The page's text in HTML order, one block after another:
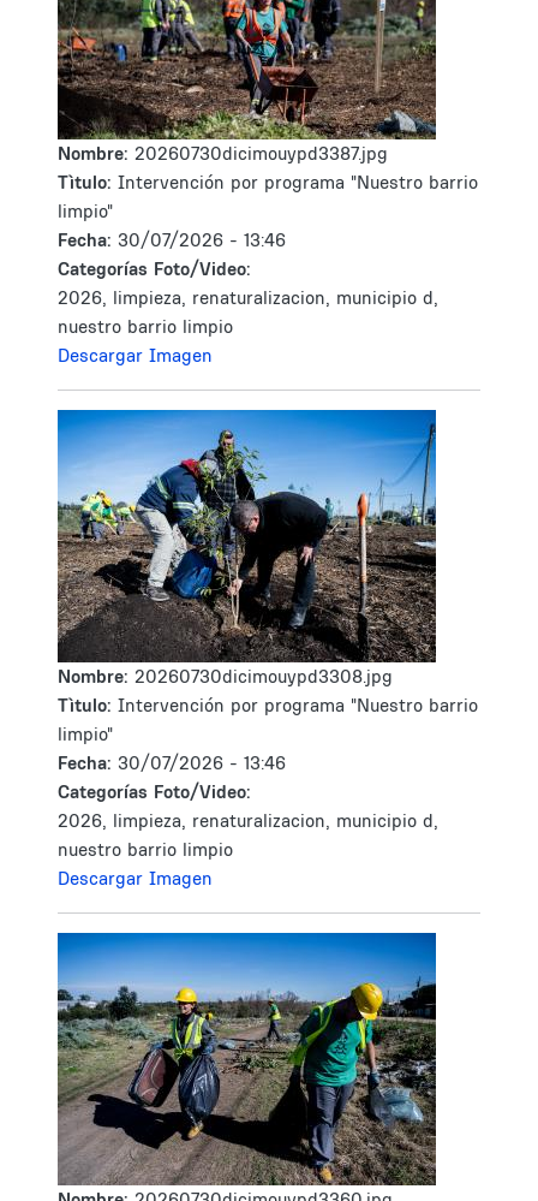
Nombre: 20260730dicimouypd3387.jpg
Tìtulo: Intervención por programa "Nuestro barrio
limpio"
Fecha: 30/07/2026 - 13:46
Categorías Foto/Video:
2026, limpieza, renaturalizacion, municipio d,
nuestro barrio limpio
Descargar Imagen
Nombre: 20260730dicimouypd3308.jpg
Tìtulo: Intervención por programa "Nuestro barrio
limpio"
Fecha: 30/07/2026 - 13:46
Categorías Foto/Video:
2026, limpieza, renaturalizacion, municipio d,
nuestro barrio limpio
Descargar Imagen